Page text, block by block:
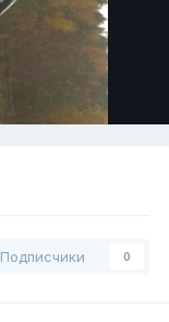
Подписчики 0